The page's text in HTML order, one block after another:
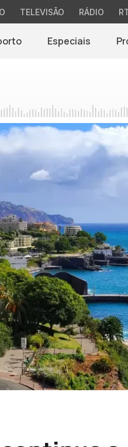
TELEVISÃO RÁDIO
Especiais